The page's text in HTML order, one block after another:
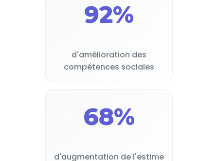
92%
d'amélioration des
compétences sociales
68%
d'augmentation de l'estime